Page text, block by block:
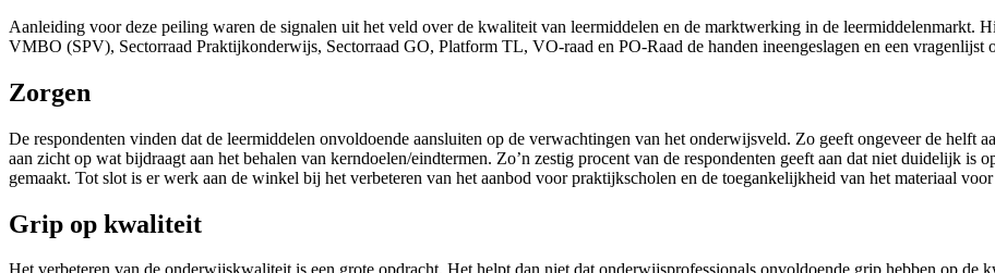
Aanleiding voor deze peiling waren de signalen uit het veld over de kwaliteit van leermiddelen en de marktwerking in de leermiddelenmarkt.
VMBO (SPV), Sectorraad Praktijkonderwijs, Sectorraad GO, Platform TL, VO-raad en PO-Raad de handen ineengeslagen en een vragenlijst
Zorgen
De respondenten vinden dat de leermiddelen onvoldoende aansluiten op de verwachtingen van het onderwijsveld. Zo geeft ongeveer de helft
aan zicht op wat bijdraagt aan het behalen van kerndoelen/eindtermen. Zo’n zestig procent van de respondenten geeft aan dat niet duidelijk is
gemaakt. Tot slot is er werk aan de winkel bij het verbeteren van het aanbod voor praktijkscholen en de toegankelijkheid van het materiaal
Grip op kwaliteit